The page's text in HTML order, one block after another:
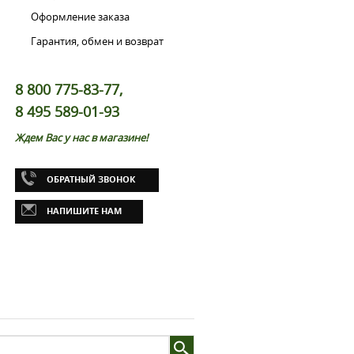
Оформление заказа
Гарантия, обмен и возврат
8 800 775-83-77,
8 495 589-01-93
Ждем Вас у нас в магазине!
ОБРАТНЫЙ ЗВОНОК
НАПИШИТЕ НАМ